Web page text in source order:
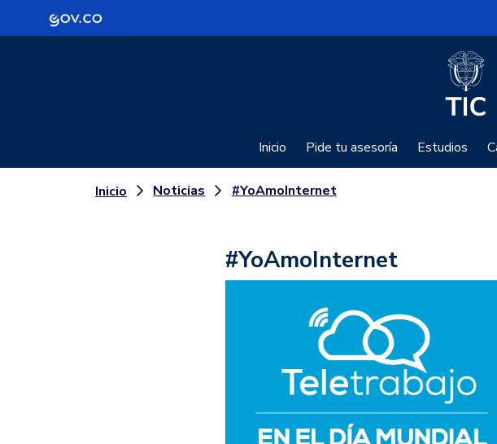
Logo Gobierno de Colombia
Inicio Pide tu asesoría Estudios
Inicio Noticias #YoAmoInternet
#YoAmoInternet